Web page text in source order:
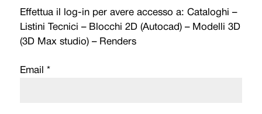
Effettua il log-in per avere accesso a: Cataloghi –
Listini Tecnici – Blocchi 2D (Autocad) – Modelli 3D
(3D Max studio) – Renders
Email *